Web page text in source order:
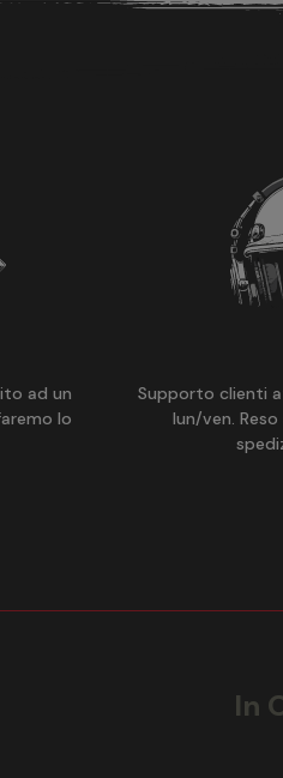
ad un
lo
Supporto clienti
lun/ven.
In